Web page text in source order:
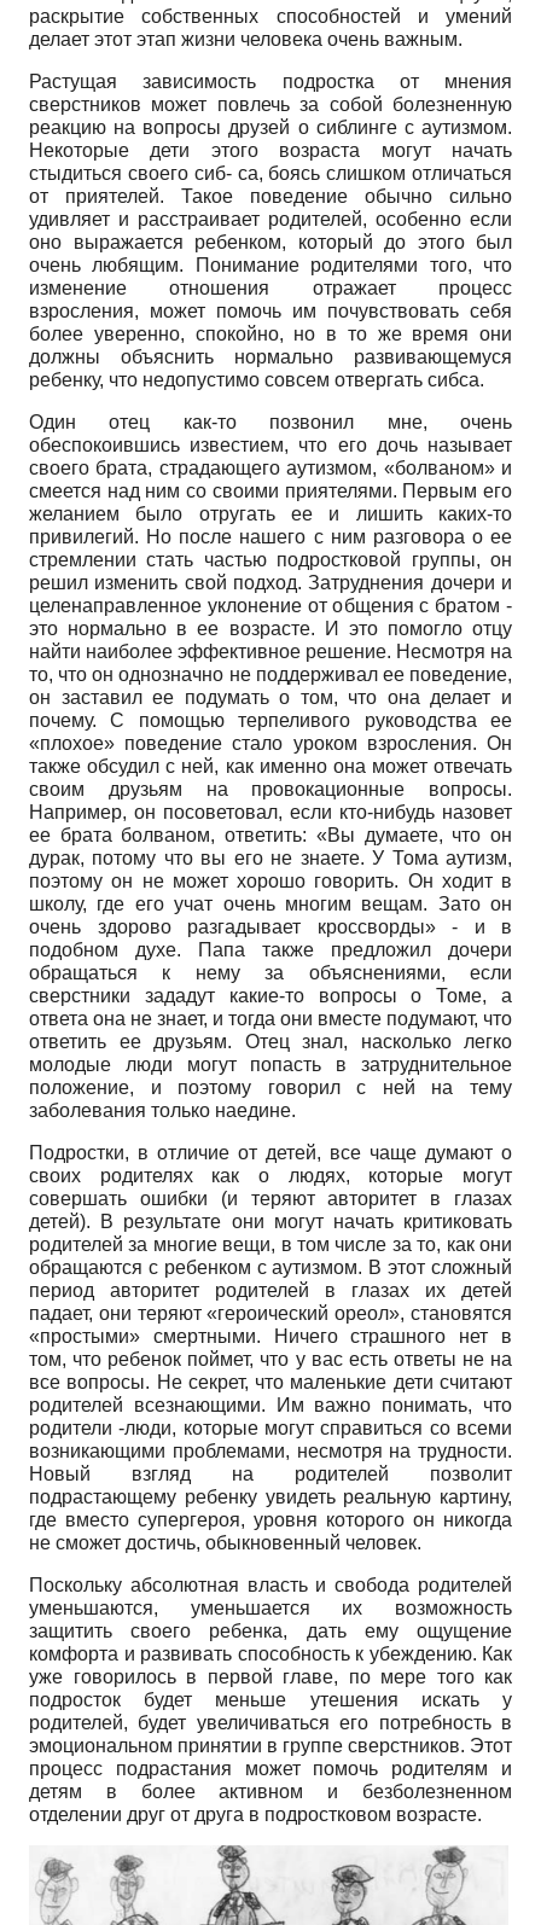
раскрытие собственных способностей и умений
делает этот этап жизни человека очень важным.
Растущая зависимость подростка от мнения
сверстников может повлечь за собой болезненную
реакцию на вопросы друзей о сиблинге с аутизмом.
Некоторые дети этого возраста могут начать
стыдиться своего сиб- са, боясь слишком отличаться
от приятелей. Такое поведение обычно сильно
удивляет и расстраивает родителей, особенно если
оно выражается ребенком, который до этого был
очень любящим. Понимание родителями того, что
изменение отношения отражает процесс
взросления, может помочь им почувствовать себя
более уверенно, спокойно, но в то же время они
должны объяснить нормально развивающемуся
ребенку, что недопустимо совсем отвергать сибса.
Один отец как-то позвонил мне, очень
обеспокоившись известием, что его дочь называет
своего брата, страдающего аутизмом, «болваном» и
смеется над ним со своими приятелями. Первым его
желанием было отругать ее и лишить каких-то
привилегий. Но после нашего с ним разговора о ее
стремлении стать частью подростковой группы, он
решил изменить свой подход. Затруднения дочери и
целенаправленное уклонение от общения с братом -
это нормально в ее возрасте. И это помогло отцу
найти наиболее эффективное решение. Несмотря на
то, что он однозначно не поддерживал ее поведение,
он заставил ее подумать о том, что она делает и
почему. С помощью терпеливого руководства ее
«плохое» поведение стало уроком взросления. Он
также обсудил с ней, как именно она может отвечать
своим друзьям на провокационные вопросы.
Например, он посоветовал, если кто-нибудь назовет
ее брата болваном, ответить: «Вы думаете, что он
дурак, потому что вы его не знаете. У Тома аутизм,
поэтому он не может хорошо говорить. Он ходит в
школу, где его учат очень многим вещам. Зато он
очень здорово разгадывает кроссворды» - и в
подобном духе. Папа также предложил дочери
обращаться к нему за объяснениями, если
сверстники зададут какие-то вопросы о Томе, а
ответа она не знает, и тогда они вместе подумают, что
ответить ее друзьям. Отец знал, насколько легко
молодые люди могут попасть в затруднительное
положение, и поэтому говорил с ней на тему
заболевания только наедине.
Подростки, в отличие от детей, все чаще думают о
своих родителях как о людях, которые могут
совершать ошибки (и теряют авторитет в глазах
детей). В результате они могут начать критиковать
родителей за многие вещи, в том числе за то, как они
обращаются с ребенком с аутизмом. В этот сложный
период авторитет родителей в глазах их детей
падает, они теряют «героический ореол», становятся
«простыми» смертными. Ничего страшного нет в
том, что ребенок поймет, что у вас есть ответы не на
все вопросы. Не секрет, что маленькие дети считают
родителей всезнающими. Им важно понимать, что
родители -люди, которые могут справиться со всеми
возникающими проблемами, несмотря на трудности.
Новый взгляд на родителей позволит
подрастающему ребенку увидеть реальную картину,
где вместо супергероя, уровня которого он никогда
не сможет достичь, обыкновенный человек.
Поскольку абсолютная власть и свобода родителей
уменьшаются, уменьшается их возможность
защитить своего ребенка, дать ему ощущение
комфорта и развивать способность к убеждению. Как
уже говорилось в первой главе, по мере того как
подросток будет меньше утешения искать у
родителей, будет увеличиваться его потребность в
эмоциональном принятии в группе сверстников. Этот
процесс подрастания может помочь родителям и
детям в более активном и безболезненном
отделении друг от друга в подростковом возрасте.